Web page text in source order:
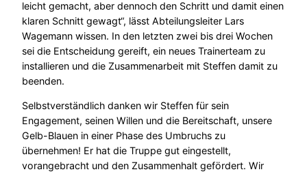
leicht gemacht, aber dennoch den Schritt und damit einen
klaren Schnitt gewagt“, lässt Abteilungsleiter Lars
Wagemann wissen. In den letzten zwei bis drei Wochen
sei die Entscheidung gereift, ein neues Trainerteam zu
installieren und die Zusammenarbeit mit Steffen damit zu
beenden.
Selbstverständlich danken wir Steffen für sein
Engagement, seinen Willen und die Bereitschaft, unsere
Gelb-Blauen in einer Phase des Umbruchs zu
übernehmen! Er hat die Truppe gut eingestellt,
vorangebracht und den Zusammenhalt gefördert. Wir